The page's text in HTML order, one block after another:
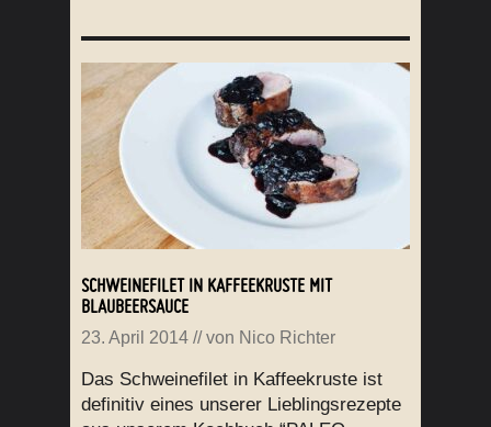
SCHWEINEFILET IN KAFFEEKRUSTE MIT
BLAUBEERSAUCE
23. April 2014 // von Nico Richter
Das Schweinefilet in Kaffeekruste ist
definitiv eines unserer Lieblingsrezepte